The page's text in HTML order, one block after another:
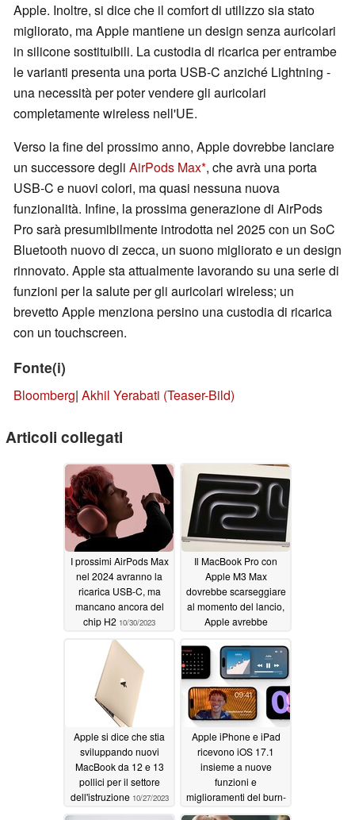
Apple. Inoltre, si dice che il comfort di utilizzo sia stato
migliorato, ma Apple mantiene un design senza auricolari
in silicone sostituibili. La custodia di ricarica per entrambe
le varianti presenta una porta USB-C anziché Lightning -
una necessità per poter vendere gli auricolari
completamente wireless nell'UE.
Verso la fine del prossimo anno, Apple dovrebbe lanciare
un successore degli AirPods Max , che avrà una porta
USB-C e nuovi colori, ma quasi nessuna nuova
funzionalità. Infine, la prossima generazione di AirPods
Pro sarà presumibilmente introdotta nel 2025 con un SoC
Bluetooth nuovo di zecca, un suono migliorato e un design
rinnovato. Apple sta attualmente lavorando su una serie di
funzioni per la salute per gli auricolari wireless; un
brevetto Apple menziona persino una custodia di ricarica
con un touchscreen.
Fonte(i)
Bloomberg| Akhil Yerabati (Teaser-Bild)
Articoli collegati
I prossimi AirPods Max
nel 2024 avranno la
ricarica USB-C, ma
mancano ancora del
chip H2 10/30/2023
Il MacBook Pro con
Apple M3 Max
dovrebbe scarseggiare
al momento del lancio,
Apple avrebbe
economico per il 2024
10/27/2023
Apple si dice che stia
sviluppando nuovi
MacBook da 12 e 13
pollici per il settore
dell'istruzione 10/27/2023
Apple iPhone e iPad
ricevono iOS 17.1
insieme a nuove
funzioni e
miglioramenti del burn-
in per iPhone 15 Pro